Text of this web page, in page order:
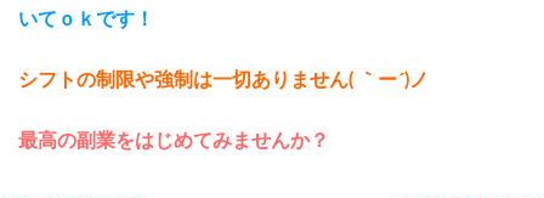
いてｏｋです！
シフトの制限や強制は一切ありません( ｀ー´)ノ
最高の副業をはじめてみませんか？